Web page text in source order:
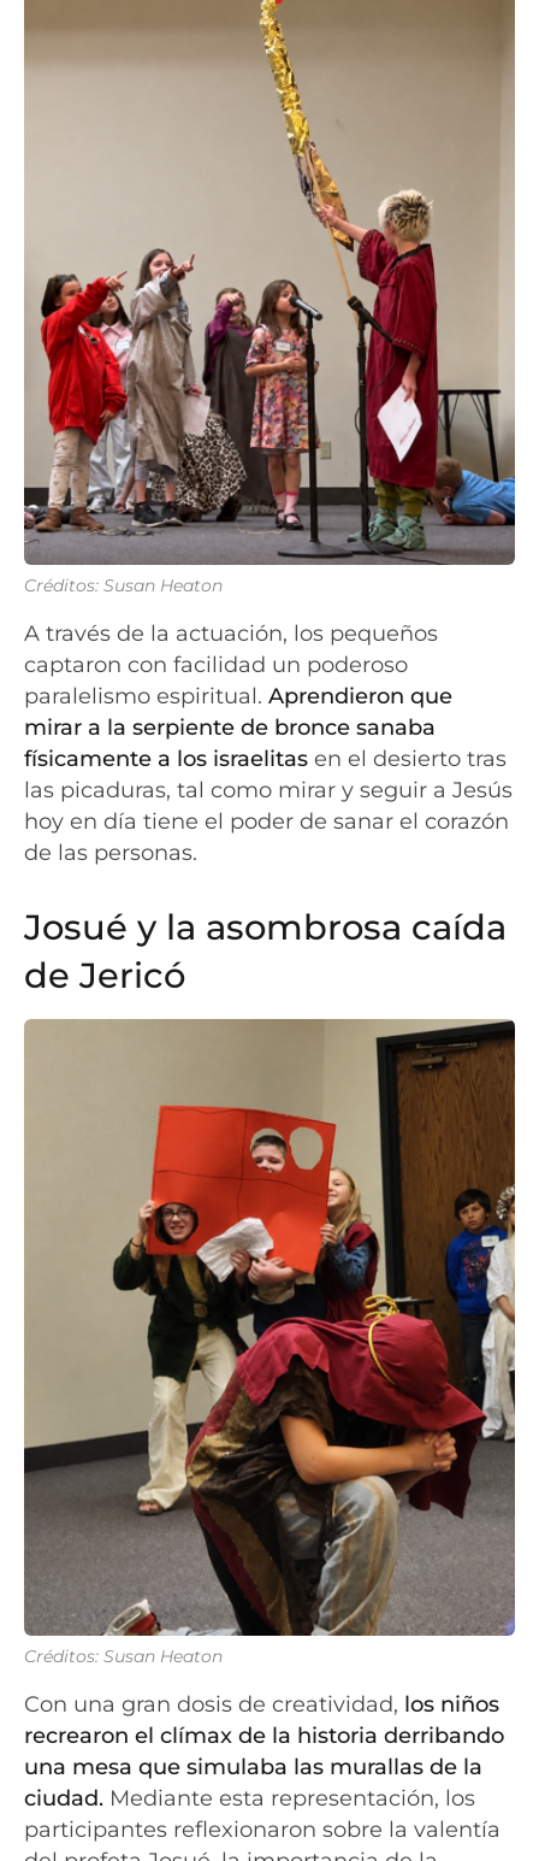
Créditos: Susan Heaton
A través de la actuación, los pequeños
captaron con facilidad un poderoso
paralelismo espiritual. Aprendieron que
mirar a la serpiente de bronce sanaba
físicamente a los israelitas en el desierto tras
las picaduras, tal como mirar y seguir a Jesús
hoy en día tiene el poder de sanar el corazón
de las personas.
Josué y la asombrosa caída
de Jericó
Créditos: Susan Heaton
Con una gran dosis de creatividad, los niños
recrearon el clímax de la historia derribando
una mesa que simulaba las murallas de la
ciudad. Mediante esta representación, los
participantes reflexionaron sobre la valentía